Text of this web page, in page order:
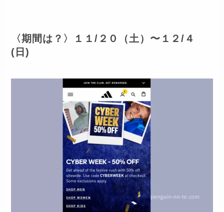
〈期間は？〉１１/２０（土）〜 １２/４
(日)